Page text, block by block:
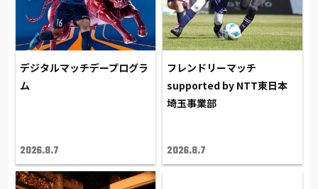
デジタルマッチデープログラ
ム
2026.8.7
フレンドリーマッチ
supported by NTT東日本
埼玉事業部
2026.8.7